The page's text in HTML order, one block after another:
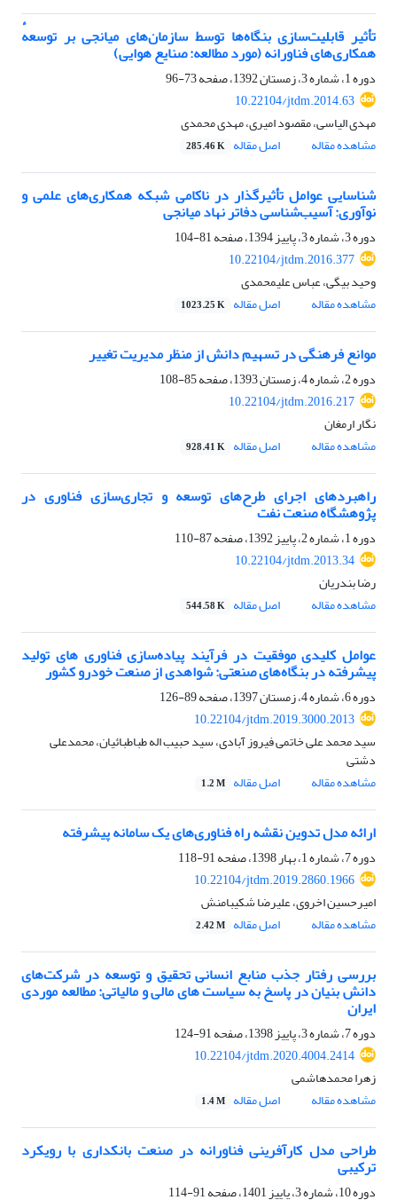
تأثیر قابلیت‌سازی بنگاه‌ها توسط سازمان‌های میانجی بر توسعهٔ
همکاری‌های فناورانه (مورد مطالعه: صنایع هوایی)
دوره 1، شماره 3، زمستان 1392، صفحه
73-96
10.22104/jtdm.2014.63
مهدی الیاسی، مقصود امیری، مهدی محمدی
مشاهده مقاله
اصل مقاله 285.46 K
شناسایی عوامل تأثیرگذار در ناکامی شبکه همکاری‌های علمی و
نوآوری: آسیب‌شناسی دفاتر نهاد میانجی
دوره 3، شماره 3، پاییز 1394، صفحه
81-104
10.22104/jtdm.2016.377
وحید بیگی، عباس علیمحمدی
مشاهده مقاله
اصل مقاله 1023.25 K
موانع فرهنگی در تسهیم دانش از منظر مدیریت تغییر
دوره 2، شماره 4، زمستان 1393، صفحه
85-108
10.22104/jtdm.2016.217
نگار ارمغان
مشاهده مقاله
اصل مقاله 928.41 K
راهبردهای اجرای طرح‌های توسعه و تجاری‌سازی فناوری در
پژوهشگاه صنعت نفت
دوره 1، شماره 2، پاییز 1392، صفحه
87-110
10.22104/jtdm.2013.34
رضا بندریان
مشاهده مقاله
اصل مقاله 544.58 K
عوامل کلیدی موفقیت در فرآیند پیاده‌سازی فناوری های تولید
پیشرفته در بنگاه‌های صنعتی: شواهدی از صنعت خودرو کشور
دوره 6، شماره 4، زمستان 1397، صفحه
89-126
10.22104/jtdm.2019.3000.2013
سید محمد علی خاتمی فیروز آبادی، سید حبیب اله طباطبائیان، محمدعلی
دشتی
مشاهده مقاله
اصل مقاله 1.2 M
ارائه مدل تدوین نقشه راه فناوری‌های یک سامانه پیشرفته
دوره 7، شماره 1، بهار 1398، صفحه
91-118
10.22104/jtdm.2019.2860.1966
امیرحسین اخروی، علیرضا شکیبامنش
مشاهده مقاله
اصل مقاله 2.42 M
بررسی رفتار جذب منابع انسانی تحقیق و توسعه در شرکت‌های
دانش بنیان در پاسخ به سیاست های مالی و مالیاتی: مطالعه موردی
ایران
دوره 7، شماره 3، پاییز 1398، صفحه
91-124
10.22104/jtdm.2020.4004.2414
زهرا محمدهاشمی
مشاهده مقاله
اصل مقاله 1.4 M
طراحی مدل کارآفرینی فناورانه در صنعت بانکداری با رویکرد
ترکیبی
دوره 10، شماره 3، پاییز 1401، صفحه 91-114